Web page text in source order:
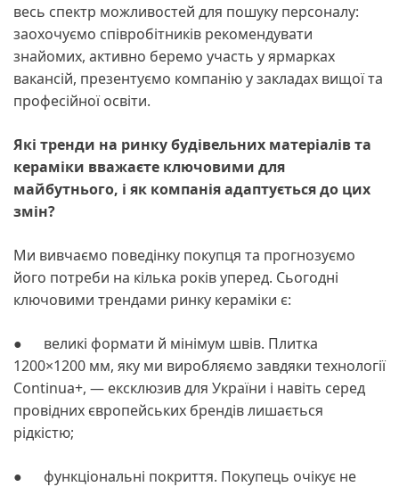
весь спектр можливостей для пошуку персоналу:
заохочуємо співробітників рекомендувати
знайомих, активно беремо участь у ярмарках
вакансій, презентуємо компанію у закладах вищої та
професійної освіти.
Які тренди на ринку будівельних матеріалів та
кераміки вважаєте ключовими для
майбутнього, і як компанія адаптується до цих
змін?
Ми вивчаємо поведінку покупця та прогнозуємо
його потреби на кілька років уперед. Сьогодні
ключовими трендами ринку кераміки є:
● великі формати й мінімум швів. Плитка
1200×1200 мм, яку ми виробляємо завдяки технології
Continua+, — ексклюзив для України і навіть серед
провідних європейських брендів лишається
рідкістю;
● функціональні покриття. Покупець очікує не